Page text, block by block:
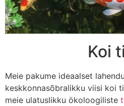
Koi
Meie pakume ideaalset
keskkonnasõbralikku viisi koi
meie ulatuslikku ökoloogiliste